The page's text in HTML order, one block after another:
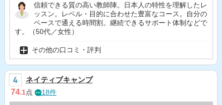
信頼できる質の高い教師陣。日本人の特性を理解したレ
ッスン。レベル・目的に合わせた豊富なコース。自分の
ペースで通える時間割。継続できるサポート体制などで
す。（50代／女性）
その他の口コミ・評判
ネイティブキャンプ
74.1点 18件